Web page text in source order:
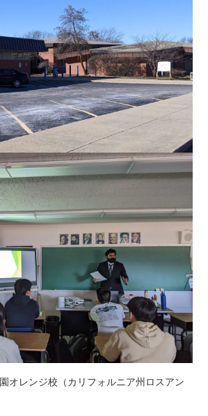
オレンジ校（カリフォルニア州ロスアン